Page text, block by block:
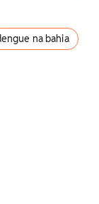
na bahia